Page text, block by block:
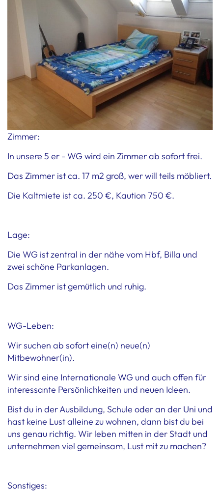
Zimmer:
In unsere 5 er - WG wird ein Zimmer ab sofort frei.
Das Zimmer ist ca. 17 m2 groß, wer will teils möbliert.
Die Kaltmiete ist ca. 250 €, Kaution 750 €.
Lage:
Die WG ist zentral in der nähe vom Hbf, Billa und
zwei schöne Parkanlagen.
Das Zimmer ist gemütlich und ruhig.
WG-Leben:
Wir suchen ab sofort eine(n) neue(n)
Mitbewohner(in).
Wir sind eine Internationale WG und auch offen für
interessante Persönlichkeiten und neuen Ideen.
Bist du in der Ausbildung, Schule oder an der Uni und
hast keine Lust alleine zu wohnen, dann bist du bei
uns genau richtig. Wir leben mitten in der Stadt und
unternehmen viel gemeinsam, Lust mit zu machen?
Sonstiges: